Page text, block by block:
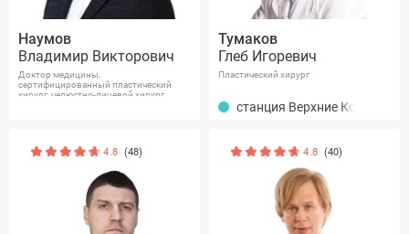
Наумов
Владимир Викторович
Доктор медицины,
сертифицированный пластический
хирург, челюстно-лицевой хирург
Тумаков
Глеб Игоревич
Пластический хирург
станция Верхние Котлы
4.8 (48) 4.8 (40)